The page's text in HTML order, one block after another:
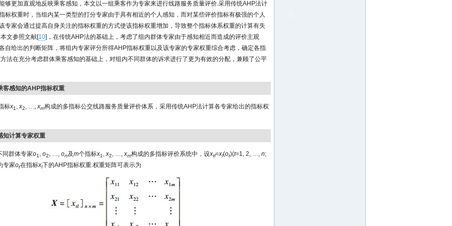
够更加直观地反映乘客感知，本文以一组乘客作为专家来进行线路服务质量评价.采用传统AHP法计
标权重时，当组内某一类型的打分专家由于具有相近的个人感知，而对某些评价指标有极强的个人
专家会通过提高自身关注的指标权重的方式使该指标权重增加，导致整个指标体系权重的计算有失
文参照文献[10]，在传统AHP法的基础上，考虑了组内群体专家由于感知相近而造成的评价主观
自给出的判断矩阵，将组内专家评分所得AHP指标权重以及该专家的专家权重综合考虑，确定各指
法在充分考虑群体乘客感知的基础上，对组内不同群体的诉求进行了更为有效的分配，兼顾了公平
客感知的AHP指标权重
标x1,x2, …,xm构成的多指标公交线路服务质量评价体系，采用传统AHP法计算各专家给出的指标权
知计算专家权重
同群体专家o1, o2, …, on及m个指标x1,x2, …,xm构成的多指标评价系统中，设xtl=xl(ot)(t=1, 2, …, n;
专家ot在指标xl下的AHP指标权重.权重矩阵可表示为